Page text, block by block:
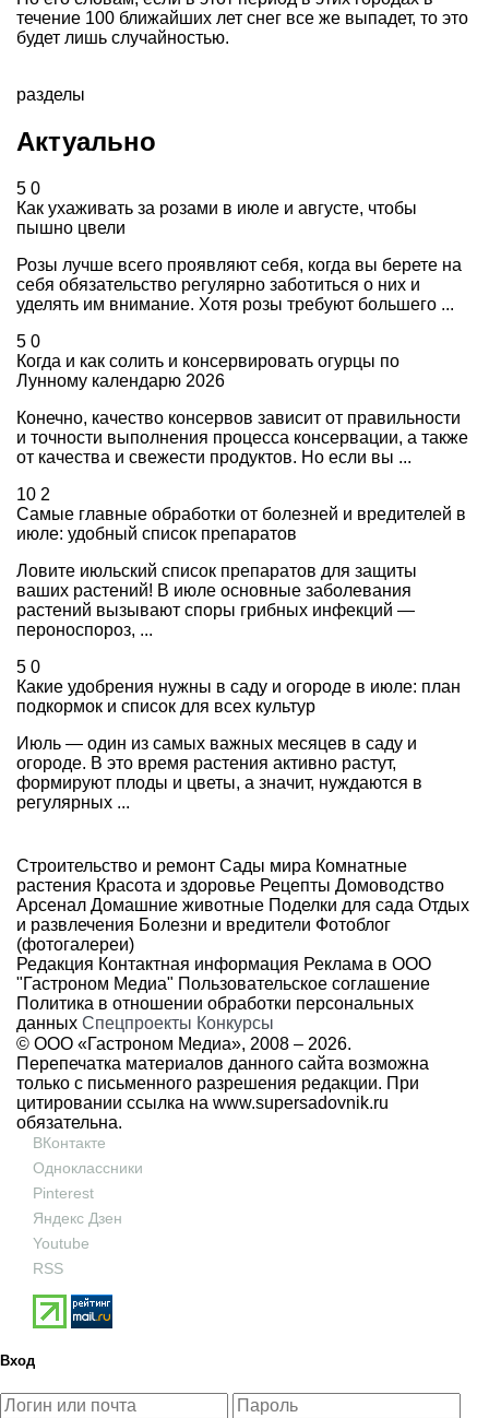
течение 100 ближайших лет снег все же выпадет, то это
будет лишь случайностью.
разделы
Актуально
5 0
Как ухаживать за розами в июле и августе, чтобы
пышно цвели
Розы лучше всего проявляют себя, когда вы берете на
себя обязательство регулярно заботиться о них и
уделять им внимание. Хотя розы требуют большего ...
5 0
Когда и как солить и консервировать огурцы по
Лунному календарю 2026
Конечно, качество консервов зависит от правильности
и точности выполнения процесса консервации, а также
от качества и свежести продуктов. Но если вы ...
10 2
Самые главные обработки от болезней и вредителей в
июле: удобный список препаратов
Ловите июльский список препаратов для защиты
ваших растений! В июле основные заболевания
растений вызывают споры грибных инфекций —
пероноспороз, ...
5 0
Какие удобрения нужны в саду и огороде в июле: план
подкормок и список для всех культур
Июль — один из самых важных месяцев в саду и
огороде. В это время растения активно растут,
формируют плоды и цветы, а значит, нуждаются в
регулярных ...
Строительство и ремонт Сады мира Комнатные
растения Красота и здоровье Рецепты Домоводство
Арсенал Домашние животные Поделки для сада Отдых
и развлечения Болезни и вредители Фотоблог
(фотогалереи)
Редакция Контактная информация Реклама в ООО
"Гастроном Медиа" Пользовательское соглашение
Политика в отношении обработки персональных
данных Спецпроекты Конкурсы
© ООО «Гастроном Медиа», 2008 – 2026.
Перепечатка материалов данного сайта возможна
только с письменного разрешения редакции. При
цитировании ссылка на www.supersadovnik.ru
обязательна.
ВКонтакте
Одноклассники
Pinterest
Яндекс Дзен
Youtube
RSS
Вход